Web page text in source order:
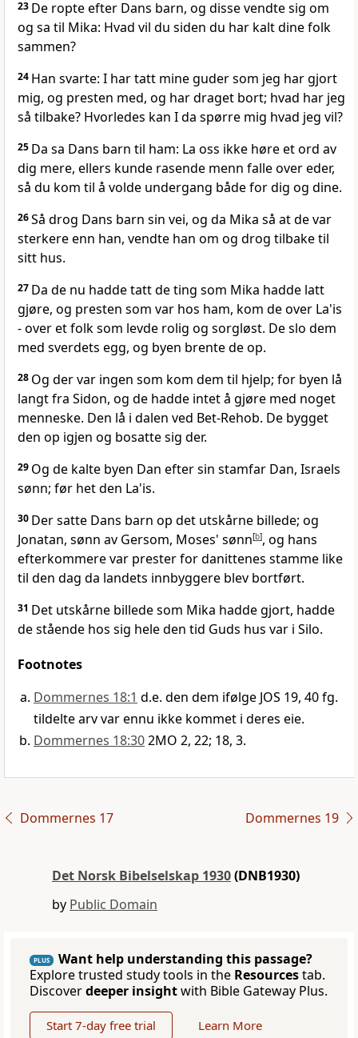
23 De ropte efter Dans barn, og disse vendte sig om
og sa til Mika: Hvad vil du siden du har kalt dine folk
sammen?
24 Han svarte: I har tatt mine guder som jeg har gjort
mig, og presten med, og har draget bort; hvad har jeg
så tilbake? Hvorledes kan I da spørre mig hvad jeg vil?
25 Da sa Dans barn til ham: La oss ikke høre et ord av
dig mere, ellers kunde rasende menn falle over eder,
så du kom til å volde undergang både for dig og dine.
26Så drog Dans barn sin vei, og da Mika så at de var
sterkere enn han, vendte han om og drog tilbake til
sitt hus.
27 Da de nu hadde tatt de ting som Mika hadde latt
gjøre, og presten som var hos ham, kom de over La'is
- over et folk som levde rolig og sorgløst. De slo dem
med sverdets egg, og byen brente de op.
28 Og der var ingen som kom dem til hjelp; for byen lå
langt fra Sidon, og de hadde intet å gjøre med noget
menneske. Den lå i dalen ved Bet-Rehob. De bygget
den op igjen og bosatte sig der.
29 Og de kalte byen Dan efter sin stamfar Dan, Israels
sønn; før het den La'is.
30 Der satte Dans barn op det utskårne billede; og
Jonatan, sønn av Gersom, Moses' sønn[b], og hans
efterkommere var prester for danittenes stamme like
til den dag da landets innbyggere blev bortført.
31 Det utskårne billede som Mika hadde gjort, hadde
de stående hos sig hele den tid Guds hus var i Silo.
Footnotes
Dommernes 18:1 d.e. den dem ifølge JOS 19, 40 fg.
tildelte arv var ennu ikke kommet i deres eie.
Dommernes 18:302MO 2, 22; 18, 3.
Dommernes 17 Dommernes 19
Det Norsk Bibelselskap 1930(DNB1930)
by Public Domain
PLUS
Want help understanding this passage?
Explore trusted study tools in the Resourcestab.
Discoverdeeper insightwith Bible Gateway Plus.
Start 7-day free trial Learn More